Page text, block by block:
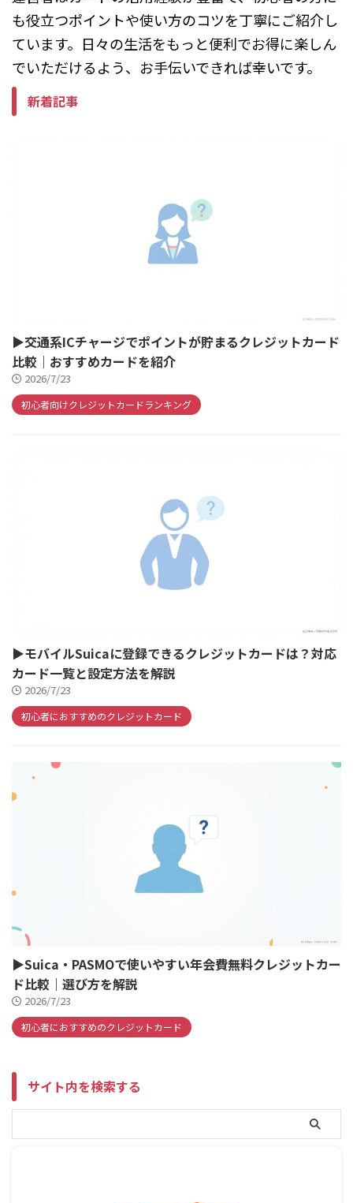
も役立つポイントや使い方のコツを丁寧にご紹介し
ています。日々の生活をもっと便利でお得に楽しん
でいただけるよう、お手伝いできれば幸いです。
新着記事
▶交通系ICチャージでポイントが貯まるクレジットカード
比較｜おすすめカードを紹介
2026/7/23
初心者向けクレジットカードランキング
▶モバイルSuicaに登録できるクレジットカードは？対応
カード一覧と設定方法を解説
2026/7/23
初心者におすすめのクレジットカード
▶Suica・PASMOで使いやすい年会費無料クレジットカー
ド比較｜選び方を解説
2026/7/23
初心者におすすめのクレジットカード
サイト内を検索する